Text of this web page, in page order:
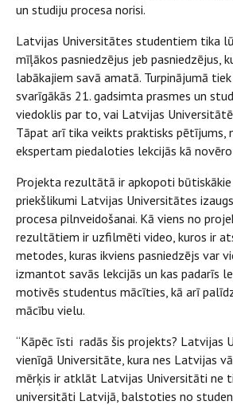
un studiju procesa norisi.
Latvijas Universitātes studentiem tika
mīļākos pasniedzējus jeb pasniedzējus,
labākajiem savā amatā. Turpinājumā
svarīgākās 21. gadsimta prasmes un
viedoklis par to, vai Latvijas
Tāpat arī tika veikts praktisks pētījums,
ekspertam piedaloties lekcijās kā
Projekta rezultātā ir apkopoti būtiskākie
priekšlikumi Latvijas Universitātes
procesa pilnveidošanai. Kā viens no
rezultātiem ir uzfilmēti video, kuros ir
metodes, kuras ikviens pasniedzējs var
izmantot savās lekcijās un kas padarīs
motivēs studentus mācīties, kā arī
mācību vielu.
“Kāpēc īsti radās šis projekts? Latvijas
vienīgā Universitāte, kura nes Latvijas
mērķis ir atklāt Latvijas Universitāti ne
universitāti Latvijā, balstoties no